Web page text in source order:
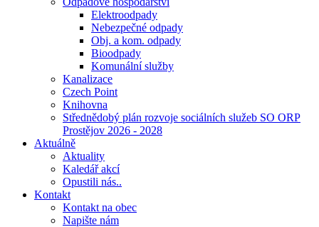
Elektroodpady
Nebezpečné odpady
Obj. a kom. odpady
Bioodpady
Komunální služby
Kanalizace
Czech Point
Knihovna
Střednědobý plán rozvoje sociálních služeb SO ORP
Prostějov 2026 - 2028
Aktuálně
Aktuality
Kaledář akcí
Opustili nás..
Kontakt
Kontakt na obec
Napište nám